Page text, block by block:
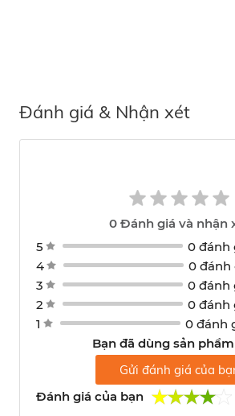
Đánh giá & Nhận xét
0 Đánh giá và nhận
5
0 đánh
4
0 đánh
3
0 đánh
2
0 đánh
1
0 đánh
Bạn đã dùng sản
Gửi đánh giá của
Đánh giá của bạn